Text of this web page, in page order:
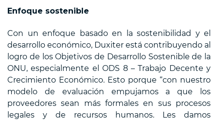
Enfoque sostenible
Con un enfoque basado en la sostenibilidad y el
desarrollo económico, Duxiter está contribuyendo al
logro de los Objetivos de Desarrollo Sostenible de la
ONU, especialmente el ODS 8 – Trabajo Decente y
Crecimiento Económico. Esto porque “con nuestro
modelo de evaluación empujamos a que los
proveedores sean más formales en sus procesos
legales y de recursos humanos. Les damos